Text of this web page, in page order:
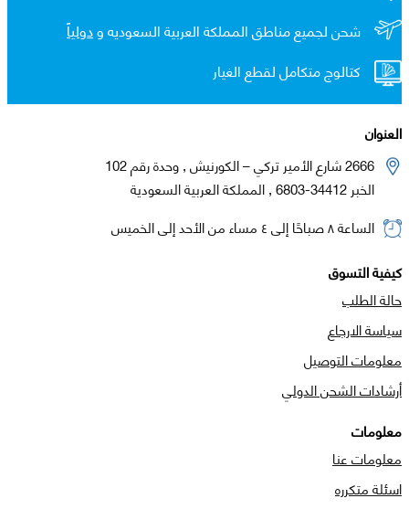
شحن لجميع مناطق المملكة العربية السعوديه ودولياً
كتالوج متكامل لقطع الغيار
العنوان
2666 شارع الأمير تركي – الكورنيش , وحدة رقم 102
الخبر 34412-6803 , المملكة العربية السعودية
الساعة ٨ صباحًا إلى ٤ مساء من الأحد إلى الخميس
كيفية التسوق
حالة الطلب
سياسة الارجاع
معلومات التوصيل
أرشادات الشحن الدولي
معلومات
معلومات عنا
اسئلة متكرره